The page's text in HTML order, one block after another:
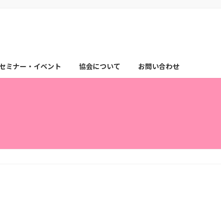
ミナー・イベント 協会について お問い合わせ